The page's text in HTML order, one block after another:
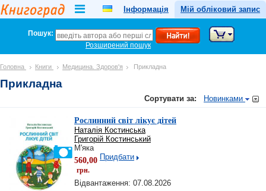
Інформація Мій обліковий запис
Пошук:
Розширений пошук
Головна Книги Медицина. Здоров'я Прикладна
Прикладна
Сортувати за: Новинками
Рослинний світ лікує дітей
Наталія Костинська
Григорій Костинський
М'яка
560,00
грн.
Придбати
Відвантаження: 07.08.2026